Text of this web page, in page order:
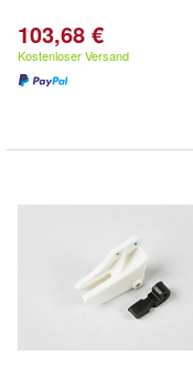
103,68 €
Kostenloser Versand